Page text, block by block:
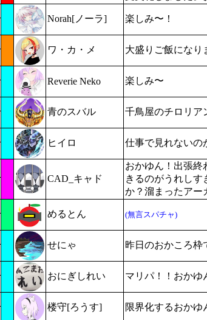
Norah[ノーラ] 楽しみ〜！
ワ・カ・メ 大盛りご飯になり
Reverie Neko
楽しみ〜
青のスバル 千鳥屋のチロリア
ヒイロ 仕事で見れないの
CAD_キャド
おかゆん！出張終
きるのがうれしす
か？溜まったアー
めるとん (無言スパチャ)
せにゃ 昨日のおかころ
おにぎしれい マリパ！！おかゆ
楼守[ろうす] 限界化するおかゆ